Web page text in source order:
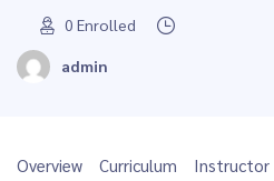
0 Enrolled
admin
Overview Curriculum Instructor